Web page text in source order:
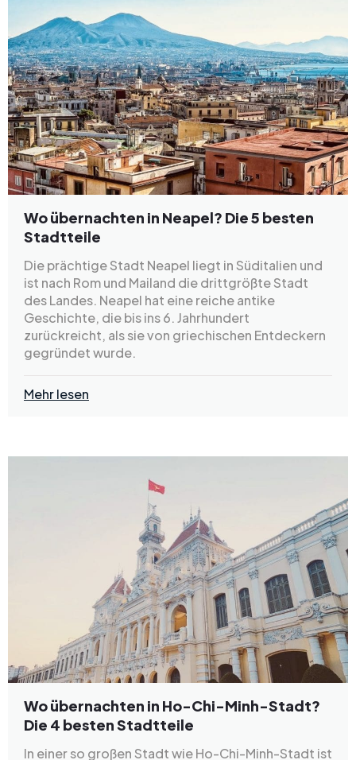
Wo übernachten in Neapel? Die 5 besten
Stadtteile
Die prächtige Stadt Neapel liegt in Süditalien und
ist nach Rom und Mailand die drittgrößte Stadt
des Landes. Neapel hat eine reiche antike
Geschichte, die bis ins 6. Jahrhundert
zurückreicht, als sie von griechischen Entdeckern
gegründet wurde.
Mehr lesen
Wo übernachten in Ho-Chi-Minh-Stadt?
Die 4 besten Stadtteile
In einer so großen Stadt wie Ho-Chi-Minh-Stadt ist